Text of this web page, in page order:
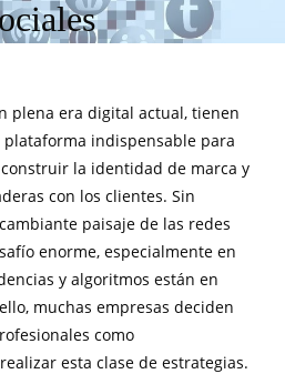
plena era digital actual, tienen
plataforma indispensable para
la identidad de marca y
con los clientes. Sin
paisaje de las redes
enorme, especialmente en
y algoritmos están en
muchas empresas deciden
como
esta clase de estrategias.